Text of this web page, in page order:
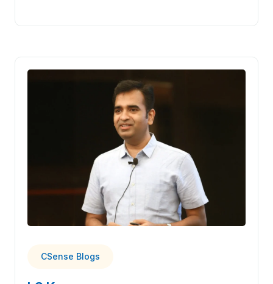
CSense Blogs